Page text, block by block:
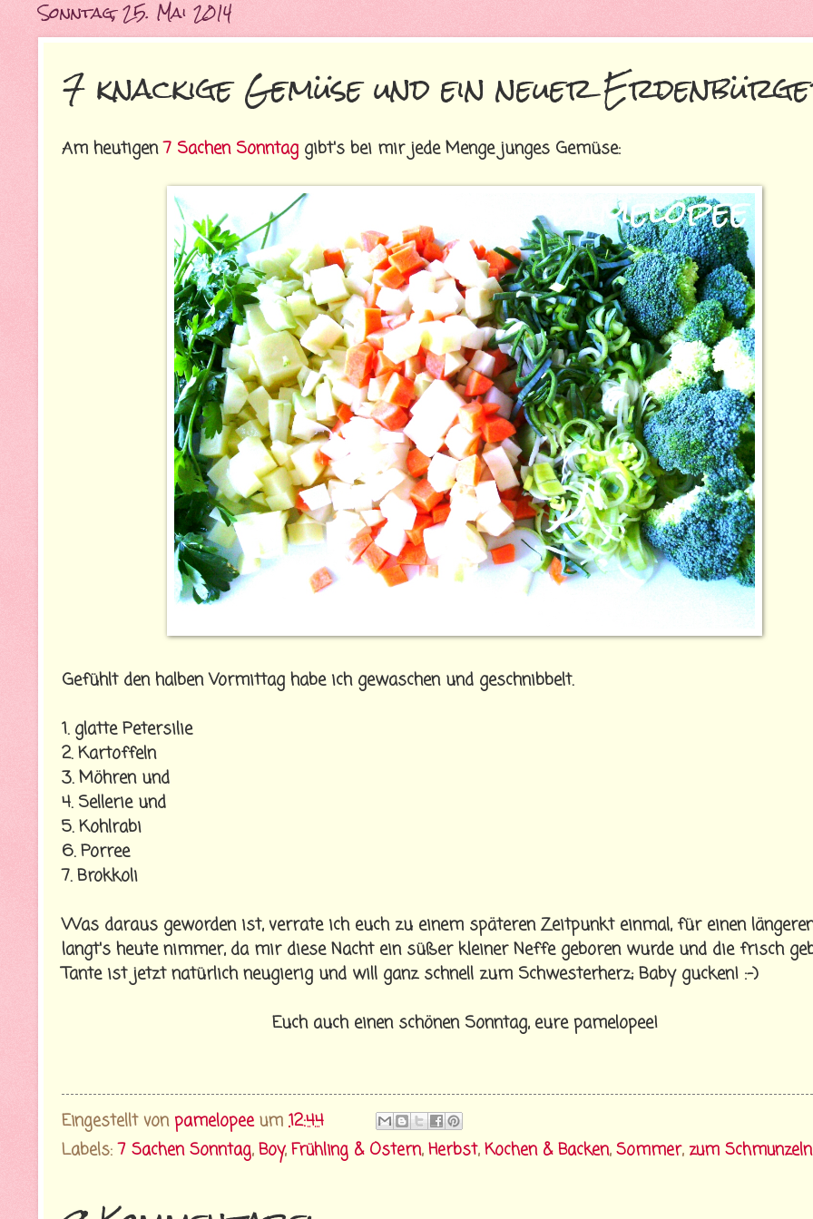
Sonntag, 25. Mai 2014
7 knackige Gemüse und ein neuer
Am heutigen7 Sachen Sonntag gibt's bei mir jede Menge junges Gemüse:
Gefühlt den halben Vormittag habe ich gewaschen und geschnibbelt.
1. glatte Petersilie
2. Kartoffeln
3. Möhren und
4. Sellerie und
5. Kohlrabi
6. Porree
7. Brokkoli
Was daraus geworden ist, verrate ich euch zu einem späteren Zeitpunkt einmal, für einen
langt's heute nimmer, da mir diese Nacht ein süßer kleiner Neffe geboren wurde und die frisch
Tante ist jetzt natürlich neugierig und will ganz schnell zum Schwesterherz; Baby gucken! :-)
Euch auch einen schönen Sonntag, eure pamelopee!
Eingestellt von pamelopee um 12:44
Labels:7 Sachen Sonntag,Boy,Frühling & Ostern,Herbst,Kochen & Backen,Sommer,zum Schmunzeln